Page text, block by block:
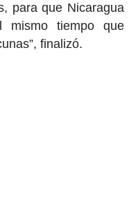
para que Nicaragua
mismo tiempo que
finalizó.